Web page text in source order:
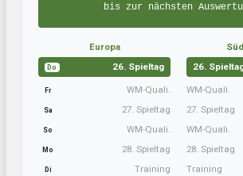
bis zur nächsten
Europa
Do 26. Spieltag
Fr WM-Quali.
Sa 27. Spieltag
So WM-Quali.
Mo 28. Spieltag
Di Training
26.
WM-Quali.
27. Spieltag
WM-Quali.
28. Spieltag
Training